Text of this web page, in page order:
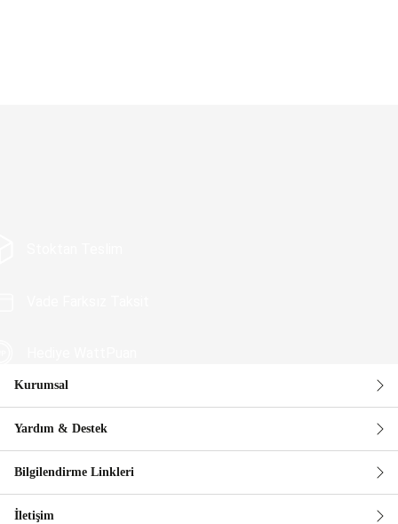
Güvenli Alışveriş
Kurumsal
Yardım & Destek
Bilgilendirme Linkleri
İletişim